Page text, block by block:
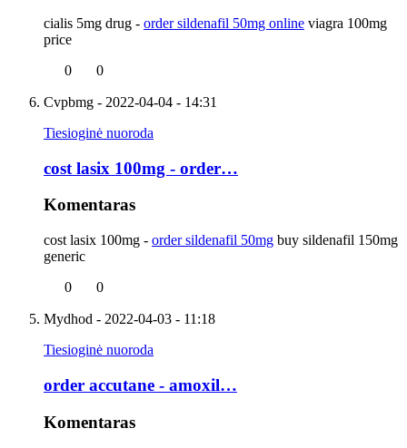
cialis 5mg drug - order sildenafil 50mg online viagra 100mg
price
0
0
Cvpbmg - 2022-04-04 - 14:31
Tiesioginė nuoroda
cost lasix 100mg - order…
Komentaras
cost lasix 100mg - order sildenafil 50mg buy sildenafil 150mg
generic
0
0
Mydhod - 2022-04-03 - 11:18
Tiesioginė nuoroda
order accutane - amoxil…
Komentaras